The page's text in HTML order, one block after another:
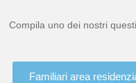
Compila uno dei nostri
Familiari area